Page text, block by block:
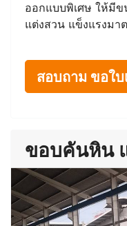
ออกแบบพิเศษ ให้มีข
แต่งสวน แข็งแรงมา
สอบถาม ขอใ
ขอบคันหิน